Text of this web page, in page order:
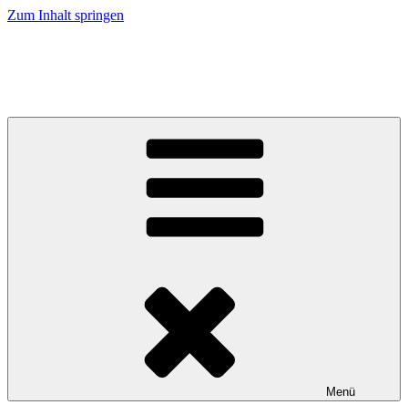
Zum Inhalt springen
Menü